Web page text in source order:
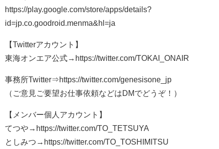
https://play.google.com/store/apps/details?
id=jp.co.goodroid.menma&hl=ja
【Twitterアカウント】
東海オンエア公式→https://twitter.com/TOKAI_ONAIR
事務所Twitter⇒https://twitter.com/genesisone_jp
（ご意見ご要望お仕事依頼などはDMでどうぞ！）
【メンバー個人アカウント】
てつや→https://twitter.com/TO_TETSUYA
としみつ→https://twitter.com/TO_TOSHIMITSU